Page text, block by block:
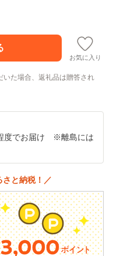
お気に入り
いた場合、返礼品は贈答され
度でお届け ※離島には
さと納税！／